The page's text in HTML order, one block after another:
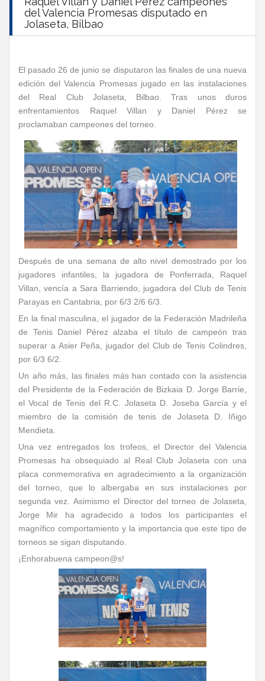
del Valencia Promesas disputado en
Jolaseta, Bilbao
El pasado 26 de junio se disputaron las finales de una nueva
edición del Valencia Promesas jugado en las instalaciones
del Real Club Jolaseta, Bilbao. Tras unos duros
enfrentamientos Raquel Villan y Daniel Pérez se
proclamaban campeones del torneo.
Después de una semana de alto nivel demostrado por los
jugadores infantiles, la jugadora de Ponferrada, Raquel
Villan, vencía a Sara Barriendo, jugadora del Club de Tenis
Parayas en Cantabria, por 6/3 2/6 6/3.
En la final masculina, el jugador de la Federación Madrileña
de Tenis Daniel Pérez alzaba el título de campeón tras
superar a Asier Peña, jugador del Club de Tenis Colindres,
por 6/3 6/2.
Un año más, las finales más han contado con la asistencia
del Presidente de la Federación de Bizkaia D. Jorge Barrie,
el Vocal de Tenis del R.C. Jolaseta D. Joseba García y el
miembro de la comisión de tenis de Jolaseta D. Iñigo
Mendieta.
Una vez entregados los trofeos, el Director del Valencia
Promesas ha obsequiado al Real Club Jolaseta con una
placa conmemorativa en agradecimiento a la organización
del torneo, que lo albergaba en sus instalaciones por
segunda vez. Asimismo el Director del torneo de Jolaseta,
Jorge Mir ha agradecido a todos los participantes el
magnífico comportamiento y la importancia que este tipo de
torneos se sigan disputando.
¡Enhorabuena campeon@s!